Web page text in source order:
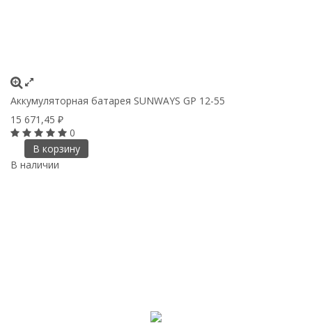
Аккумуляторная батарея SUNWAYS GP 12-55
15 671,45 ₽
0
В корзину
В наличии